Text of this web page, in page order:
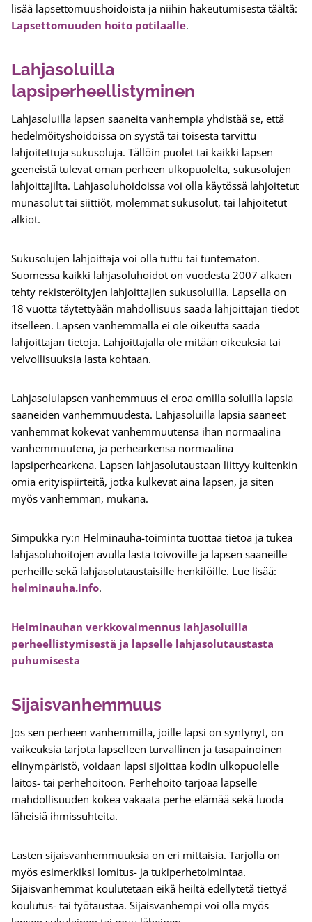
lisää lapsettomuushoidoista ja niihin hakeutumisesta täältä:
Lapsettomuuden hoito potilaalle.
Lahjasoluilla
lapsiperheellistyminen
Lahjasoluilla lapsen saaneita vanhempia yhdistää se, että
hedelmöityshoidoissa on syystä tai toisesta tarvittu
lahjoitettuja sukusoluja. Tällöin puolet tai kaikki lapsen
geeneistä tulevat oman perheen ulkopuolelta, sukusolujen
lahjoittajilta. Lahjasoluhoidoissa voi olla käytössä lahjoitetut
munasolut tai siittiöt, molemmat sukusolut, tai lahjoitetut
alkiot.
Sukusolujen lahjoittaja voi olla tuttu tai tuntematon.
Suomessa kaikki lahjasoluhoidot on vuodesta 2007 alkaen
tehty rekisteröityjen lahjoittajien sukusoluilla. Lapsella on
18 vuotta täytettyään mahdollisuus saada lahjoittajan tiedot
itselleen. Lapsen vanhemmalla ei ole oikeutta saada
lahjoittajan tietoja. Lahjoittajalla ole mitään oikeuksia tai
velvollisuuksia lasta kohtaan.
Lahjasolulapsen vanhemmuus ei eroa omilla soluilla lapsia
saaneiden vanhemmuudesta. Lahjasoluilla lapsia saaneet
vanhemmat kokevat vanhemmuutensa ihan normaalina
vanhemmuutena, ja perhearkensa normaalina
lapsiperhearkena. Lapsen lahjasolutaustaan liittyy kuitenkin
omia erityispiirteitä, jotka kulkevat aina lapsen, ja siten
myös vanhemman, mukana.
Simpukka ry:n Helminauha-toiminta tuottaa tietoa ja tukea
lahjasoluhoitojen avulla lasta toivoville ja lapsen saaneille
perheille sekä lahjasolutaustaisille henkilöille. Lue lisää:
helminauha.info.
Helminauhan verkkovalmennus lahjasoluilla
perheellistymisestä ja lapselle lahjasolutaustasta
puhumisesta
Sijaisvanhemmuus
Jos sen perheen vanhemmilla, joille lapsi on syntynyt, on
vaikeuksia tarjota lapselleen turvallinen ja tasapainoinen
elinympäristö, voidaan lapsi sijoittaa kodin ulkopuolelle
laitos- tai perhehoitoon. Perhehoito tarjoaa lapselle
mahdollisuuden kokea vakaata perhe-elämää sekä luoda
läheisiä ihmissuhteita.
Lasten sijaisvanhemmuuksia on eri mittaisia. Tarjolla on
myös esimerkiksi lomitus- ja tukiperhetoimintaa.
Sijaisvanhemmat koulutetaan eikä heiltä edellytetä tiettyä
koulutus- tai työtaustaa. Sijaisvanhempi voi olla myös